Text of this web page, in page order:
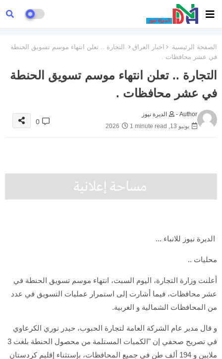
الصفحة الرئيسية اخبار العراق
التجارة .. تعلن انتهاء موسم تسويق الحنطة
في عشر محافظات .
التجارة .. تعلن انتهاء موسم تسويق الحنطة
في عشر محافظات .
Author -
الديرة نيوز
يونيو 13, 2026
1 minute read
0
الديرة نيوز للانباء ...
محليات ..
أعلنت وزارة التجارة، اليوم السبت، انتهاء موسم تسويق الحنطة في
عشر محافظات، فيما أشارت إلى استمرار عمليات التسويق في عدد
من المحافظات الشمالية و الغربية.
و قال مدير عام الشركة العامة لتجارة الحبوب، حيدر نوري الكرعاوي
في تصريح صحفي إن "الكميات المستلمة من محصول الحنطة بلغت 3
ملايين و 194 ألف طن في جميع المحافظات، بإستثناء إقليم كردستان